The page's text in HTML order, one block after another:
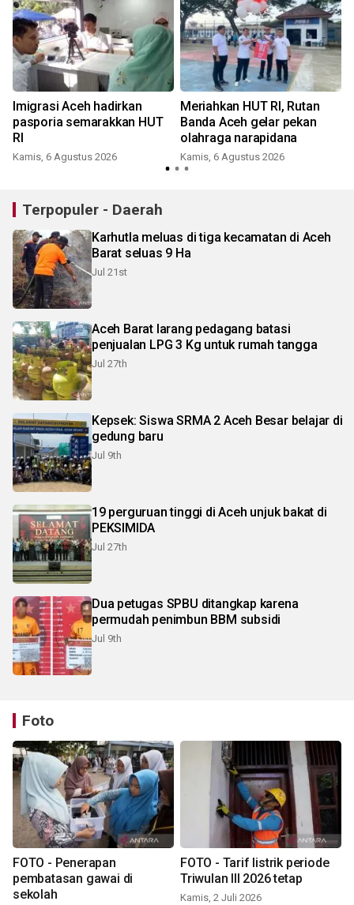
Imigrasi Aceh hadirkan
pasporia semarakkan HUT
RI
Kamis, 6 Agustus 2026
Meriahkan HUT RI, Rutan
Banda Aceh gelar pekan
olahraga narapidana
Kamis, 6 Agustus 2026
Terpopuler - Daerah
Karhutla meluas di tiga kecamatan di Aceh
Barat seluas 9 Ha
Jul 21st
Aceh Barat larang pedagang batasi
penjualan LPG 3 Kg untuk rumah tangga
Jul 27th
Kepsek: Siswa SRMA 2 Aceh Besar belajar di
gedung baru
Jul 9th
19 perguruan tinggi di Aceh unjuk bakat di
PEKSIMIDA
Jul 27th
Dua petugas SPBU ditangkap karena
permudah penimbun BBM subsidi
Jul 9th
Foto
FOTO - Penerapan
pembatasan gawai di
sekolah
FOTO - Tarif listrik periode
Triwulan III 2026 tetap
Kamis, 2 Juli 2026